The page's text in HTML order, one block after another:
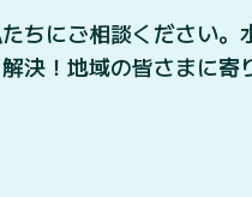
ちにご相談ください。
決！地域の皆さまに寄